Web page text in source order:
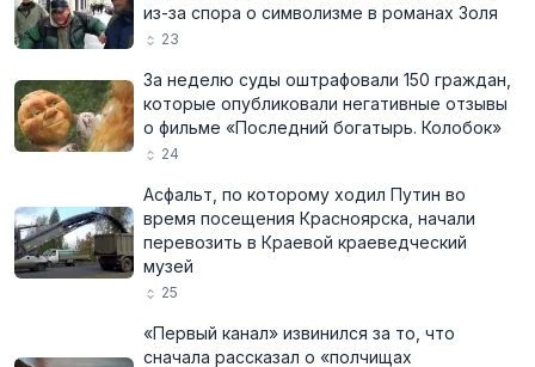
из-за спора о символизме в романах Золя
23
За неделю суды оштрафовали 150 граждан,
которые опубликовали негативные отзывы
о фильме «Последний богатырь. Колобок»
24
Асфальт, по которому ходил Путин во
время посещения Красноярска, начали
перевозить в Краевой краеведческий
музей
25
«Первый канал» извинился за то, что
сначала рассказал о «полчищах